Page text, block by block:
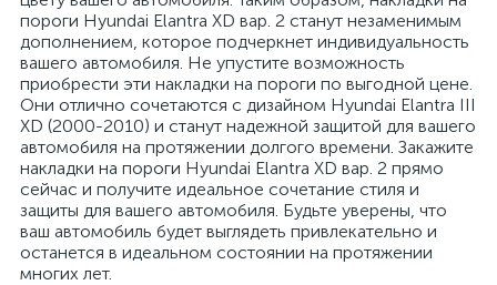
пороги Hyundai Elantra XD вар. 2 станут незаменимым
дополнением, которое подчеркнет индивидуальность
вашего автомобиля. Не упустите возможность
приобрести эти накладки на пороги по выгодной цене.
Они отлично сочетаются с дизайном Hyundai Elantra III
XD (2000-2010) и станут надежной защитой для вашего
автомобиля на протяжении долгого времени. Закажите
накладки на пороги Hyundai Elantra XD вар. 2 прямо
сейчас и получите идеальное сочетание стиля и
защиты для вашего автомобиля. Будьте уверены, что
ваш автомобиль будет выглядеть привлекательно и
останется в идеальном состоянии на протяжении
многих лет.